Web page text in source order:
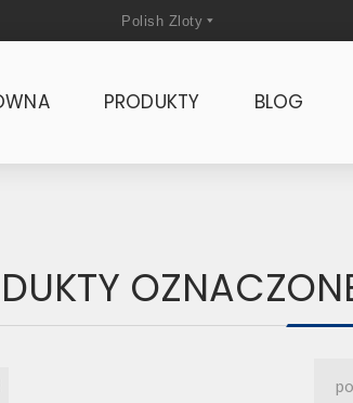
PRODUKTY BLOG